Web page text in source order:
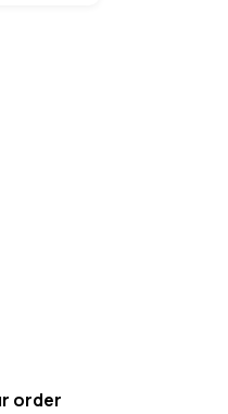
order